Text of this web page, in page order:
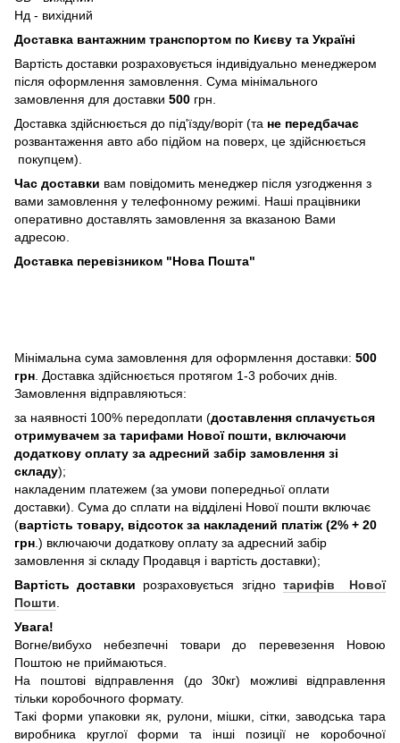
Нд - вихідний
Доставка вантажним транспортом по Києву та Україні
Вартість доставки розраховується індивідуально менеджером
після оформлення замовлення. Сума мінімального
замовлення для доставки 500 грн.
Доставка здійснюється до під'їзду/воріт (та не передбачає
розвантаження авто або підйом на поверх, це здійснюється
покупцем).
Час доставки вам повідомить менеджер після узгодження з
вами замовлення у телефонному режимі. Наші працівники
оперативно доставлять замовлення за вказаною Вами
адресою.
Доставка перевізником "Нова Пошта"
Мінімальна сума замовлення для оформлення доставки: 500
грн . Доставка здійснюється протягом 1-3 робочих днів.
Замовлення відправляються:
за наявності 100% передоплати (доставлення сплачується
отримувачем за тарифами Нової пошти, включаючи
додаткову оплату за адресний забір замовлення зі
складу);
накладеним платежем (за умови попередньої оплати
доставки). Сума до сплати на відділені Нової пошти включає
(вартість товару, відсоток за накладений платіж (2% + 20
грн .) включаючи додаткову оплату за адресний забір
замовлення зі складу Продавця і вартість доставки);
Вартість доставки розраховується згідно тарифів Нової
Пошти
Увага!
Вогне/вибухо небезпечні товари до перевезення Новою
Поштою не приймаються.
На поштові відправлення (до 30кг) можливі відправлення
тільки коробочного формату.
Такі форми упаковки як, рулони, мішки, сітки, заводська тара
виробника круглої форми та інші позиції не коробочної